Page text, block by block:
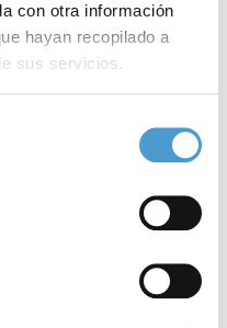
con otra información
hayan recopilado a
sus servicios.